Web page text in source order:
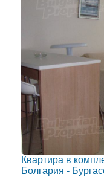
Квартира в
Болгария -